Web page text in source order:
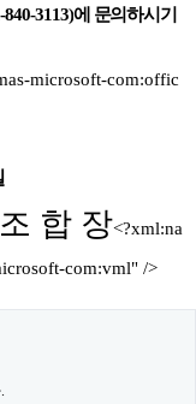
840-3113)에 문의하시기
microsoft-com:offic
합 장<?xml:na
com:vml" />